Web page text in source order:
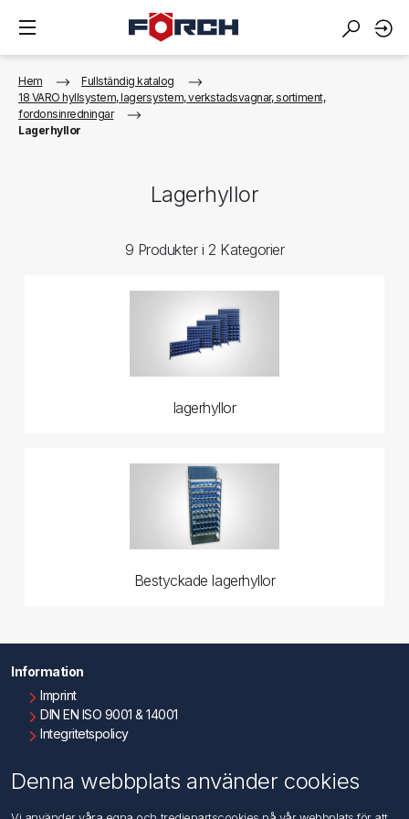
Hem
Fullständig katalog
18 VARO hyllsystem, lagersystem, verkstadsvagnar, sortiment,
fordonsinredningar
Lagerhyllor
Lagerhyllor
9 Produkter i 2 Kategorier
lagerhyllor
Bestyckade lagerhyllor
Information
Imprint
DIN EN ISO 9001 & 14001
Integritetspolicy
Kontakta oss
Denna webbplats använder cookies